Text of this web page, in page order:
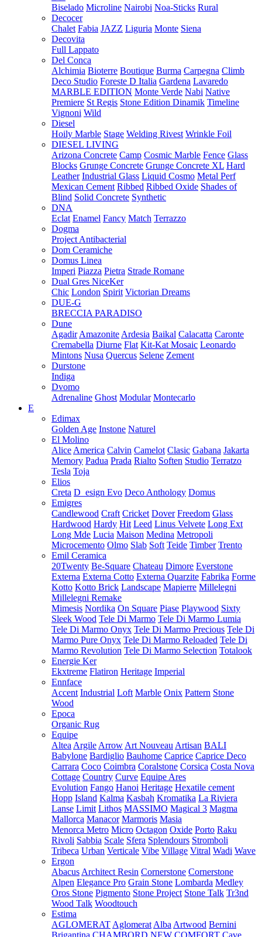
Biselado Microline Nairobi Noa-Sticks Rural
Decocer
Chalet Fabia JAZZ Liguria Monte Siena
Decovita
Full Lappato
Del Conca
Alchimia Bioterre Boutique Burma Carpegna Climb
Deco Studio Foreste D Italia Gardena Lavaredo
MARBLE EDITION Monte Verde Nabi Native
Premiere St Regis Stone Edition Dinamik Timeline
Vignoni Wild
Diesel
Hoily Marble Stage Welding Rivest Wrinkle Foil
DIESEL LIVING
Arizona Concrete Camp Cosmic Marble Fence Glass
Blocks Grunge Concrete Grunge Concrete XL Hard
Leather Industrial Glass Liquid Cosmo Metal Perf
Mexican Cement Ribbed Ribbed Oxide Shades of
Blind Solid Concrete Synthetic
DNA
Eclat Enamel Fancy Match Terrazzo
Dogma
Project Antibacterial
Dom Ceramiche
Domus Linea
Imperi Piazza Pietra Strade Romane
Dual Gres NiceKer
Chic London Spirit Victorian Dreams
DUE-G
BRECCIA PARADISO
Dune
Agadir Amazonite Ardesia Baikal Calacatta Caronte
Cremabella Diurne Flat Kit-Kat Mosaic Leonardo
Mintons Nusa Quercus Selene Zement
Durstone
Indiga
Dvomo
Adrenaline Ghost Modular Montecarlo
E
Edimax
Golden Age Instone Naturel
El Molino
Alice America Calvin Camelot Clasic Gabana Jakarta
Memory Padua Prada Rialto Soften Studio Terratzo
Tesla Toja
Elios
Creta D_esign Evo Deco Anthology Domus
Emigres
Candlewood Craft Cricket Dover Freedom Glass
Hardwood Hardy Hit Leed Linus Velvete Long Ext
Long Mde Lucia Maison Medina Metropoli
Microcemento Olmo Slab Soft Teide Timber Trento
Emil Ceramica
20Twenty Be-Square Chateau Dimore Everstone
Externa Externa Cotto Externa Quarzite Fabrika Forme
Kotto Kotto Brick Landscape Mapierre Millelegni
Millelegni Remake
Mimesis Nordika On Square Piase Playwood Sixty
Sleek Wood Tele Di Marmo Tele Di Marmo Lumia
Tele Di Marmo Onyx Tele Di Marmo Precious Tele Di
Marmo Pure Onyx Tele Di Marmo Reloaded Tele Di
Marmo Revolution Tele Di Marmo Selection Totalook
Energie Ker
Ekxtreme Flatiron Heritage Imperial
Ennface
Accent Industrial Loft Marble Onix Pattern Stone
Wood
Epoca
Organic Rug
Equipe
Altea Argile Arrow Art Nouveau Artisan BALI
Babylone Bardiglio Bauhome Caprice Caprice Deco
Carrara Coco Coimbra Coralstone Corsica Costa Nova
Cottage Country Curve Equipe Ares
Evolution Fango Hanoi Heritage Hexatile cement
Hopp Island Kalma Kasbah Kromatika La Riviera
Lanse Limit Lithos MASSIMO Magical 3 Magma
Mallorca Manacor Marmoris Masia
Menorca Metro Micro Octagon Oxide Porto Raku
Rivoli Sabbia Scale Sfera Splendours Stromboli
Tribeca Urban Verticale Vibe Village Vitral Wadi Wave
Ergon
Abacus Architect Resin Cornerstone Cornerstone
Alpen Elegance Pro Grain Stone Lombarda Medley
Oros Stone Pigmento Stone Project Stone Talk Tr3nd
Wood Talk Woodtouch
Estima
AGLOMERAT Aglomerat Alba Artwood Bernini